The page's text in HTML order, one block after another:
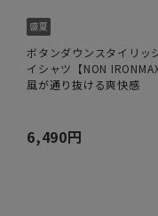
ボタンダウンスタイリッ
イシャツ【NON IRONMAX
風が通り抜ける爽快感
6,490円